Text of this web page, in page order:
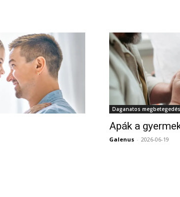
Daganatos
Apák a
Galenus - 2026-06-19